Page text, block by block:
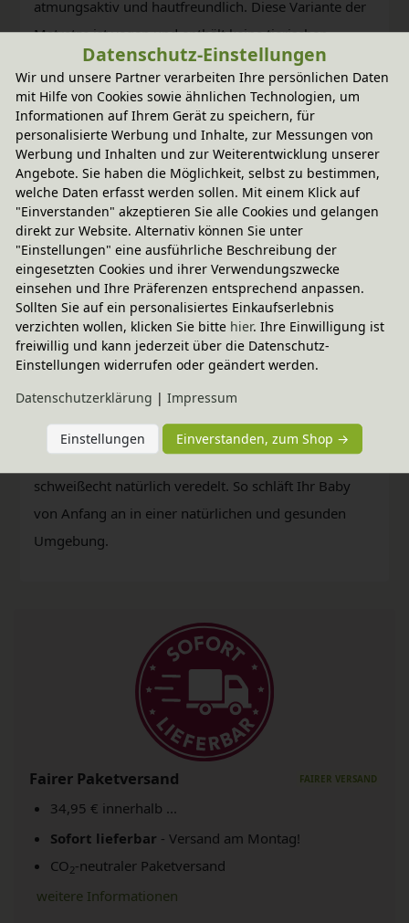
atmungsaktiv und hautfreundlich. Diese Variante der
Matratze ist vegan und enthält keine tierischen
Bestandteile.
Optional mit passendem Lina Bettkasten
Praktischer Bettkasten auf Rollen zum platzsparenden
Verstauen von z. B. Decken und Bettwäsche.
Maße Bett: Liegefläche 70 x 140 cm; Außenmaß
H 90 x B 145 x T 76 cm. Maße Bettkasten: H 16 x B
138 x T 76 cm.
Das Massivholz stammt aus zertifizierter
Forstwirtschaft. Gefertigt aus Bio-Erlenholz (natur)
und Bio-Kiefernholz (weiß). Die Beschaffenheit jedes
Möbelstücks wird nur bei BioKinder durch bioola®
nature Öl bzw. bioola® colour Lasur aus natürlichen
Erd- und Mineralpigmenten und pflanzlichem
Carnaubawachs erhalten und speichel- sowie
schweißecht natürlich veredelt. So schläft Ihr Baby
von Anfang an in einer natürlichen und gesunden
Umgebung.
Fairer Paketversand
34,95 € innerhalb ...
Sofort lieferbar - Versand am Montag!
CO2-neutraler Paketversand
weitere Informationen
Datenschutz-Einstellungen
Wir und unsere Partner verarbeiten Ihre persönlichen Daten
mit Hilfe von Cookies sowie ähnlichen Technologien, um
Informationen auf Ihrem Gerät zu speichern, für
personalisierte Werbung und Inhalte, zur Messungen von
Werbung und Inhalten und zur Weiterentwicklung unserer
Angebote. Sie haben die Möglichkeit, selbst zu bestimmen,
welche Daten erfasst werden sollen. Mit einem Klick auf
"Einverstanden" akzeptieren Sie alle Cookies und gelangen
direkt zur Website. Alternativ können Sie unter
"Einstellungen" eine ausführliche Beschreibung der
eingesetzten Cookies und ihrer Verwendungszwecke
einsehen und Ihre Präferenzen entsprechend anpassen.
Sollten Sie auf ein personalisiertes Einkaufserlebnis
verzichten wollen, klicken Sie bitte hier. Ihre Einwilligung ist
freiwillig und kann jederzeit über die Datenschutz-
Einstellungen widerrufen oder geändert werden.
Daten­schutz­erklärung | Impressum
Einstellungen Einverstanden, zum Shop →